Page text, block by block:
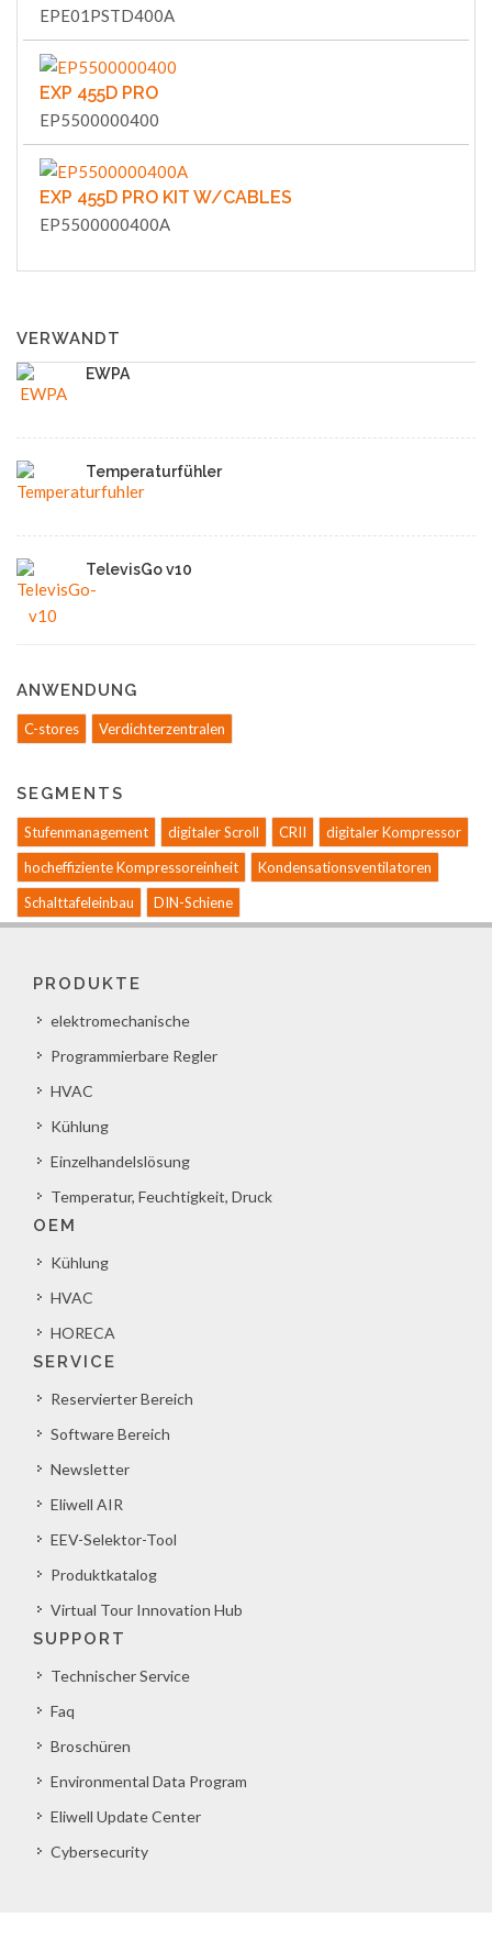
EPE01PSTD400A
EXP 455D PRO
EP5500000400
EXP 455D PRO KIT W/CABLES
EP5500000400A
VERWANDT
EWPA
Temperaturfühler
TelevisGo v10
ANWENDUNG
C-stores Verdichterzentralen
SEGMENTS
Stufenmanagement digitaler Scroll CRII
digitaler Kompressor
hocheffiziente Kompressoreinheit
Kondensationsventilatoren
Schalttafeleinbau
DIN-Schiene
PRODUKTE
elektromechanische
Programmierbare Regler
HVAC
Kühlung
Einzelhandelslösung
Temperatur, Feuchtigkeit, Druck
OEM
Kühlung
HVAC
HORECA
SERVICE
Reservierter Bereich
Software Bereich
Newsletter
Eliwell AIR
EEV-Selektor-Tool
Produktkatalog
Virtual Tour Innovation Hub
SUPPORT
Technischer Service
Faq
Broschüren
Environmental Data Program
Eliwell Update Center
Cybersecurity